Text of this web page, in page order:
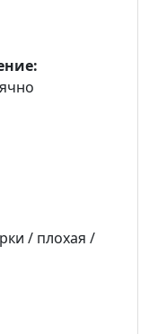
/ плохая /